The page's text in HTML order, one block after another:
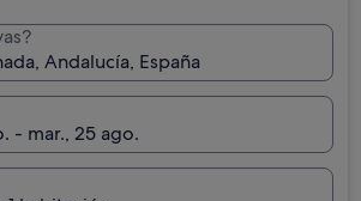
Andalucía, España
- mar., 25 ago.